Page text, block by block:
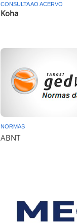
CONSULTA AO ACERVO
Koha
NORMAS
ABNT